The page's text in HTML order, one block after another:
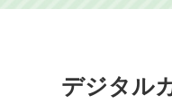
デジタル